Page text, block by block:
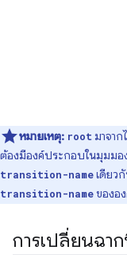
หมายเหตุ: root มาจา
ต้องมีองค์ประกอบในมุมมอ
transition-nameเดียว
transition-name ของอ
การเปลี่ยนฉา